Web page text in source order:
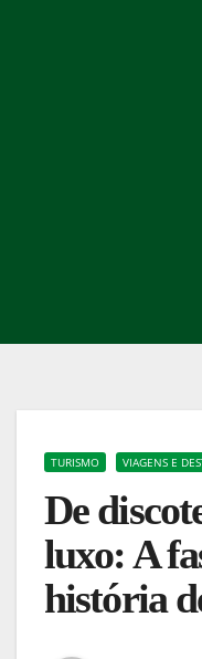
TURISMO VIAGENS E
De
luxo: A
história